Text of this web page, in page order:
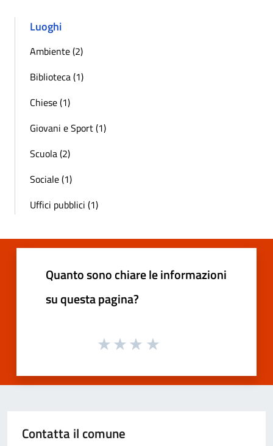
Luoghi
Ambiente (2)
Biblioteca (1)
Chiese (1)
Giovani e Sport (1)
Scuola (2)
Sociale (1)
Uffici pubblici (1)
Quanto sono chiare le informazioni
su questa pagina?
Contatta il comune